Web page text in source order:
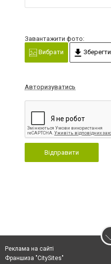
Завантажити фото:
Вибрати
Зберегти
Авторизуватись
Відправити
Реклама на сайті
Франшиза "CitySites"